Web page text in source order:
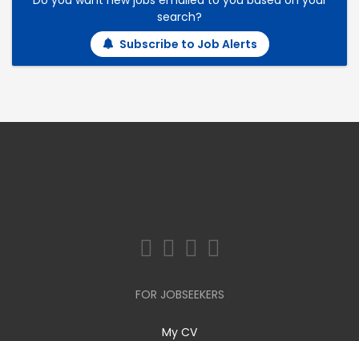
search?
Subscribe to Job Alerts
FOR JOBSEEKERS
My CV